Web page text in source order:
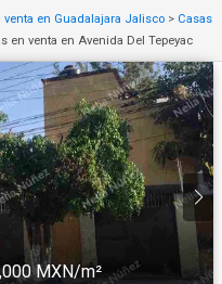
venta en Guadalajara Jalisco > Casas
en venta en Avenida Del Tepeyac
MXN/m²